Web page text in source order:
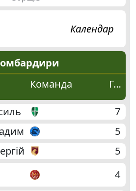
Календар
Команда Голи
7
5
5
4